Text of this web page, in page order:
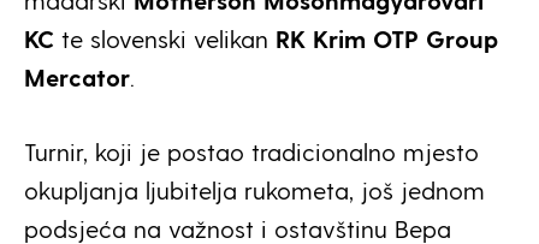
KC te slovenski velikan RK Krim OTP Group
Mercator.
Turnir, koji je postao tradicionalno mjesto
okupljanja ljubitelja rukometa, još jednom
podsjeća na važnost i ostavštinu Bepa